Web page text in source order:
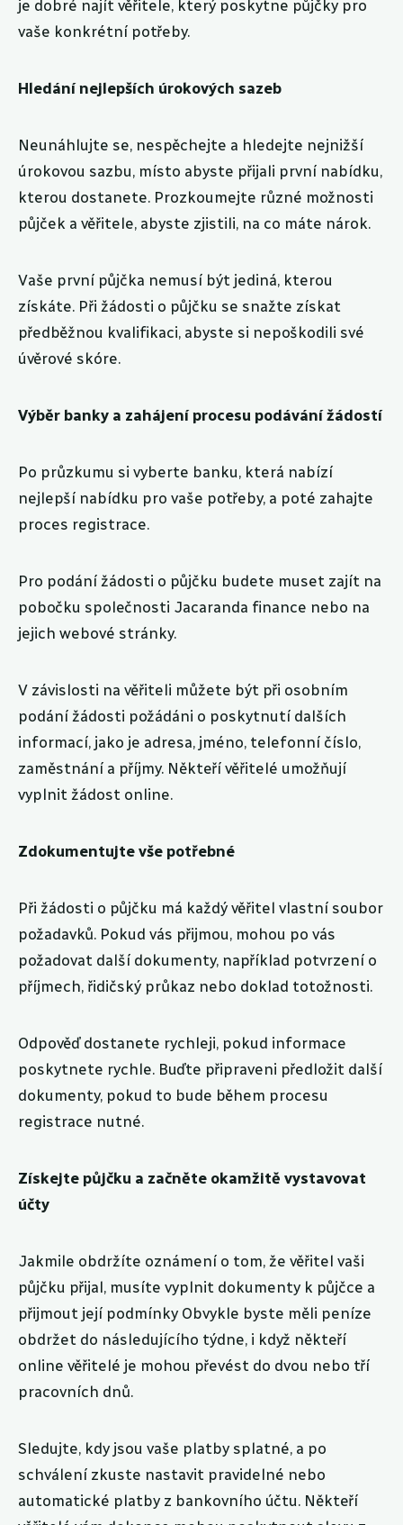
je dobré najít věřitele, který poskytne půjčky pro
vaše konkrétní potřeby.
Hledání nejlepších úrokových sazeb
Neunáhlujte se, nespěchejte a hledejte nejnižší
úrokovou sazbu, místo abyste přijali první nabídku,
kterou dostanete. Prozkoumejte různé možnosti
půjček a věřitele, abyste zjistili, na co máte nárok.
Vaše první půjčka nemusí být jediná, kterou
získáte. Při žádosti o půjčku se snažte získat
předběžnou kvalifikaci, abyste si nepoškodili své
úvěrové skóre.
Výběr banky a zahájení procesu podávání žádostí
Po průzkumu si vyberte banku, která nabízí
nejlepší nabídku pro vaše potřeby, a poté zahajte
proces registrace.
Pro podání žádosti o půjčku budete muset zajít na
pobočku společnosti Jacaranda finance nebo na
jejich webové stránky.
V závislosti na věřiteli můžete být při osobním
podání žádosti požádáni o poskytnutí dalších
informací, jako je adresa, jméno, telefonní číslo,
zaměstnání a příjmy. Někteří věřitelé umožňují
vyplnit žádost online.
Zdokumentujte vše potřebné
Při žádosti o půjčku má každý věřitel vlastní soubor
požadavků. Pokud vás přijmou, mohou po vás
požadovat další dokumenty, například potvrzení o
příjmech, řidičský průkaz nebo doklad totožnosti.
Odpověď dostanete rychleji, pokud informace
poskytnete rychle. Buďte připraveni předložit další
dokumenty, pokud to bude během procesu
registrace nutné.
Získejte půjčku a začněte okamžitě vystavovat
účty
Jakmile obdržíte oznámení o tom, že věřitel vaši
půjčku přijal, musíte vyplnit dokumenty k půjčce a
přijmout její podmínky Obvykle byste měli peníze
obdržet do následujícího týdne, i když někteří
online věřitelé je mohou převést do dvou nebo tří
pracovních dnů.
Sledujte, kdy jsou vaše platby splatné, a po
schválení zkuste nastavit pravidelné nebo
automatické platby z bankovního účtu. Někteří